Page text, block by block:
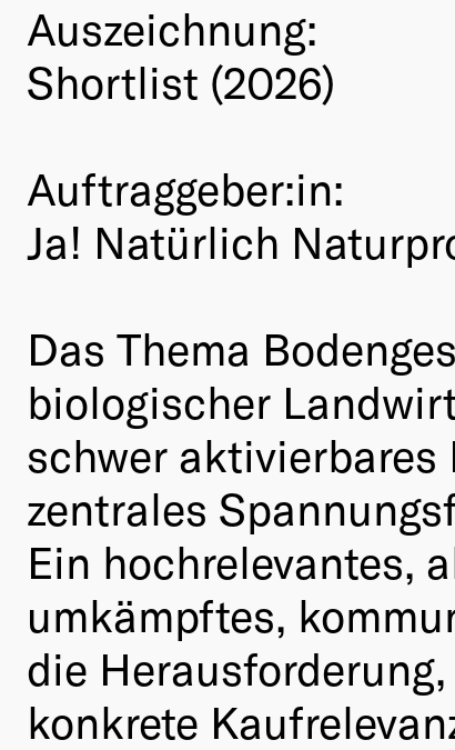
Auszeichnung:
Shortlist (2026)
Auftraggeber:in:
Ja! Natürlich
Das Thema
biologischer
schwer aktivierbares
zentrales
Ein hochrelevantes,
umkämpftes,
die
konkrete